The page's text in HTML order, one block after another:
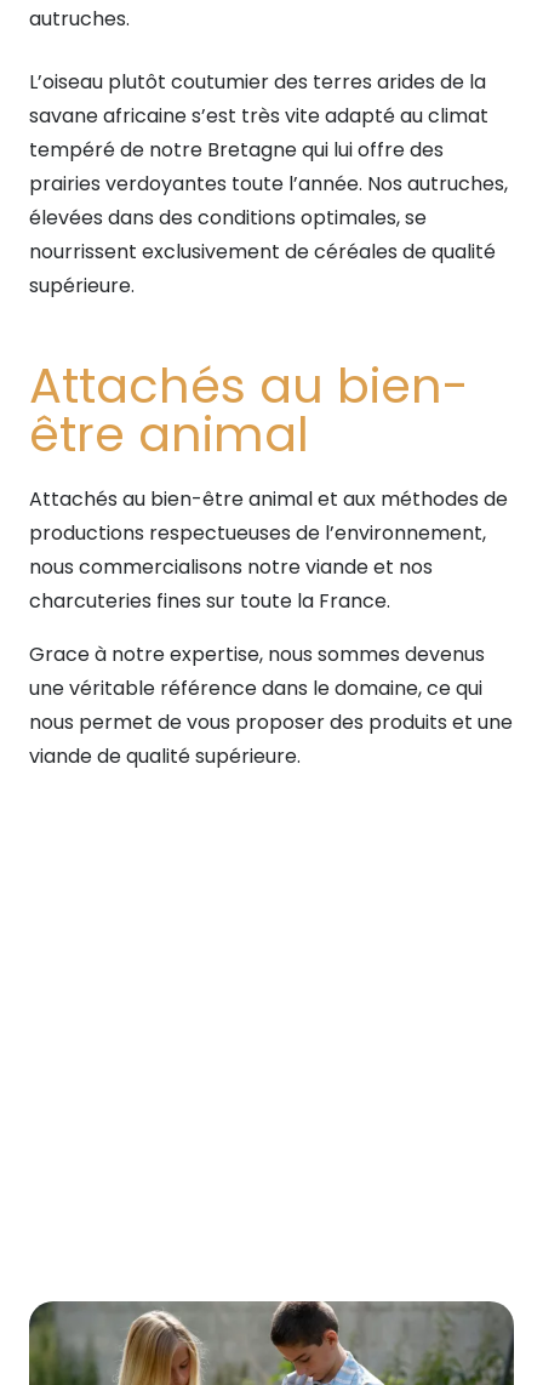
autruches.
L’oiseau plutôt coutumier des terres arides de la
savane africaine s’est très vite adapté au climat
tempéré de notre Bretagne qui lui offre des
prairies verdoyantes toute l’année. Nos autruches,
élevées dans des conditions optimales, se
nourrissent exclusivement de céréales de qualité
supérieure.
Attachés au bien-
être animal
Attachés au bien-être animal et aux méthodes de
productions respectueuses de l’environnement,
nous commercialisons notre viande et nos
charcuteries fines sur toute la France.
Grace à notre expertise, nous sommes devenus
une véritable référence dans le domaine, ce qui
nous permet de vous proposer des produits et une
viande de qualité supérieure.